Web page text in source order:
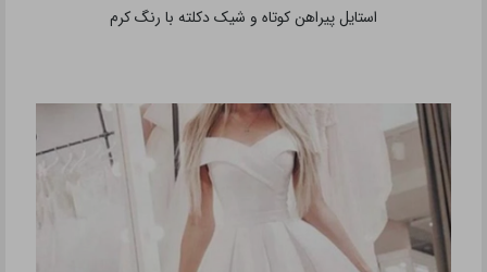
استایل پیراهن کوتاه و شیک دکلته با رنگ کرم